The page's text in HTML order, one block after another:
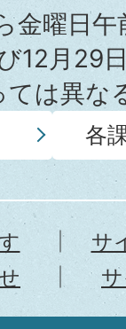
金曜日
12月29
ては異
各
サ